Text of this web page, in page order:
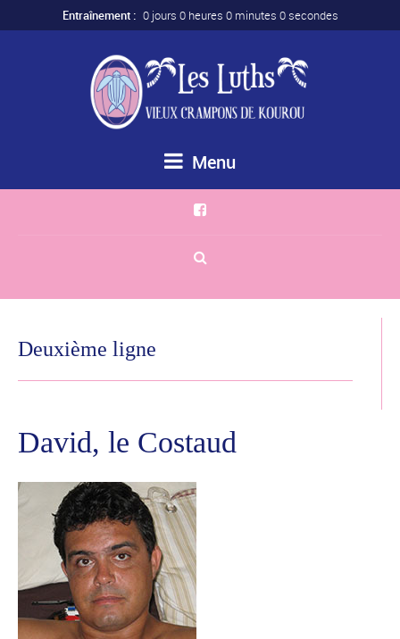
Entraînement : 0 jours 0 heures 0 minutes 0 secondes
Menu
Deuxième ligne
David, le Costaud